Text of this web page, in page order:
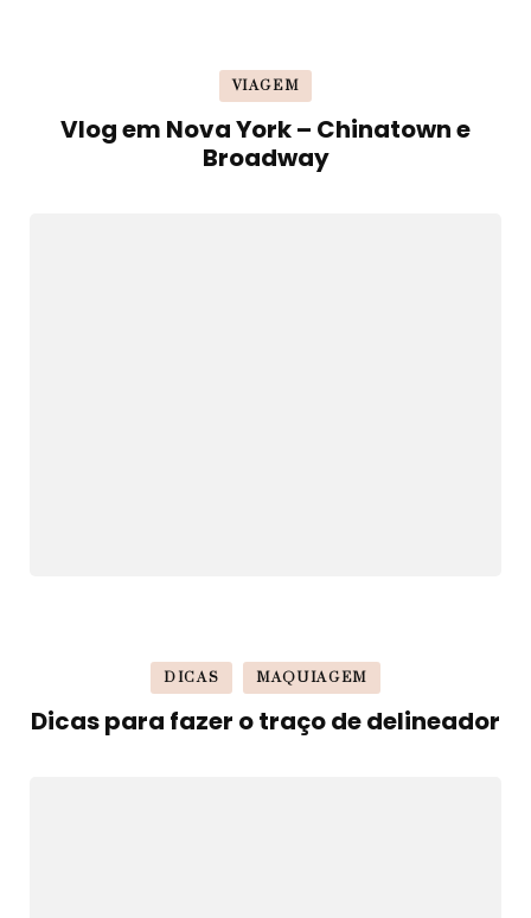
VIAGEM
Vlog em Nova York – Chinatown e
Broadway
DICAS MAQUIAGEM
Dicas para fazer o traço de delineador